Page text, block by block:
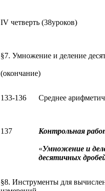
ΙV четверть (38уроков)
§7. Умножение и деление
(окончание)
133-136 Среднее
137 Контрольная
«Умножение и
десятичных
§8. Инструменты для